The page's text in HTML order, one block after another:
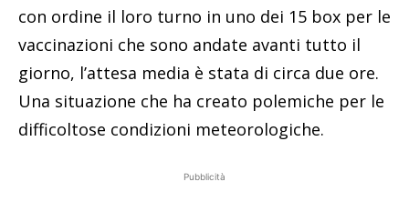
con ordine il loro turno in uno dei 15 box per le
vaccinazioni che sono andate avanti tutto il
giorno, l’attesa media è stata di circa due ore.
Una situazione che ha creato polemiche per le
difficoltose condizioni meteorologiche.
Pubblicità